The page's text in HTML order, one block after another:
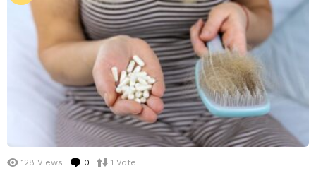
128 Views 0 komentarzy
1 Vote